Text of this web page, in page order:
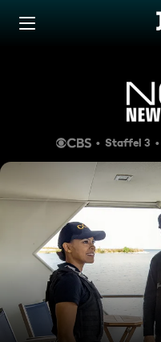
Zum Inhalt springen
Staffel 3